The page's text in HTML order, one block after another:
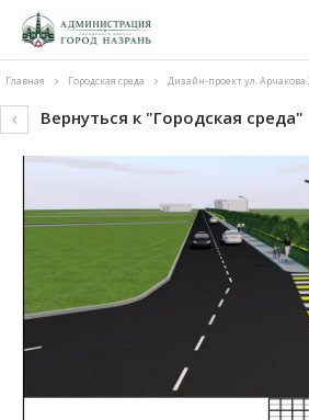
Главная Городская среда Дизайн-проект ул. Арчакова
Вернуться к "Городская среда"